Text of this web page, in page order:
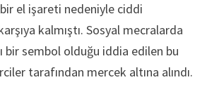
el işareti nedeniyle ciddi
kalmıştı. Sosyal mecralarda
bir sembol olduğu iddia edilen bu
tarafından mercek altına alındı.